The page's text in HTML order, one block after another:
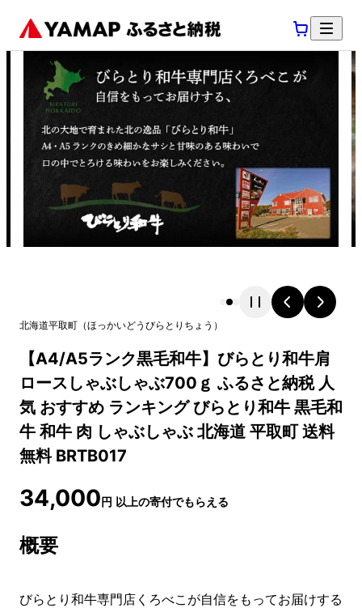
北海道平取町 （ほっかいどう びらとりちょう ）
【A4/A5ランク黒毛和牛】びらとり和牛肩
ロースしゃぶしゃぶ700ｇ ふるさと納税 人
気 おすすめ ランキング びらとり和牛 黒毛和
牛 和牛 肉 しゃぶしゃぶ 北海道 平取町 送料
無料 BRTB017
34,000円 以上の寄付でもらえる
概要
びらとり和牛専門店くろべこが自信をもってお届けする